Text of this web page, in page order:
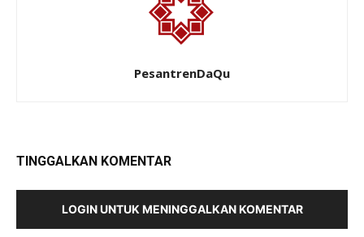
PesantrenDaQu
TINGGALKAN KOMENTAR
LOGIN UNTUK MENINGGALKAN KOMENTAR